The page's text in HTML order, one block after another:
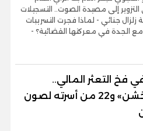
إلى مصيدة الصوت.. التسجيلات
جنائي - لماذا فجرت التسريبات
الجدة في معركتها القضائية؟ -
فخ التعثر المالي..
و«المركزي» يحاصر أموال «الخشن» و22 من أسرته لصون